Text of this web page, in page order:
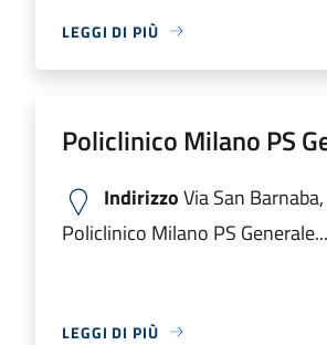
LEGGI DI PIÙ
Policlinico Milano PS
IndirizzoVia San
Policlinico Milano PS Generale...
LEGGI DI PIÙ